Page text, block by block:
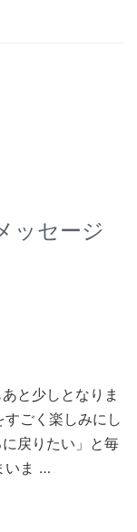
ッセージ
と少しとなりま
ごく楽しみにし
戻りたい」と毎
いま …